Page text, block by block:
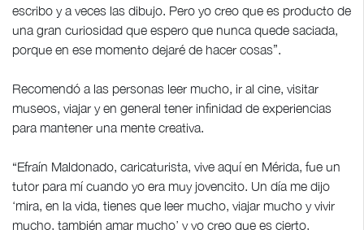
escribo y a veces las dibujo. Pero yo creo que es producto de
una gran curiosidad que espero que nunca quede saciada,
porque en ese momento dejaré de hacer cosas”.
Recomendó a las personas leer mucho, ir al cine, visitar
museos, viajar y en general tener infinidad de experiencias
para mantener una mente creativa.
“Efraín Maldonado, caricaturista, vive aquí en Mérida, fue un
tutor para mí cuando yo era muy jovencito. Un día me dijo
‘mira, en la vida, tienes que leer mucho, viajar mucho y vivir
mucho, también amar mucho’ y yo creo que es cierto,